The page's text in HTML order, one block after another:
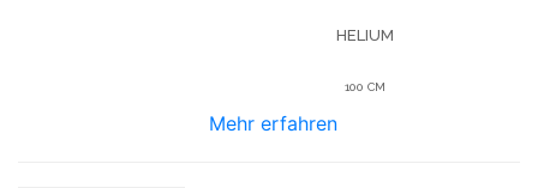
HELIUM
100 CM
Mehr erfahren